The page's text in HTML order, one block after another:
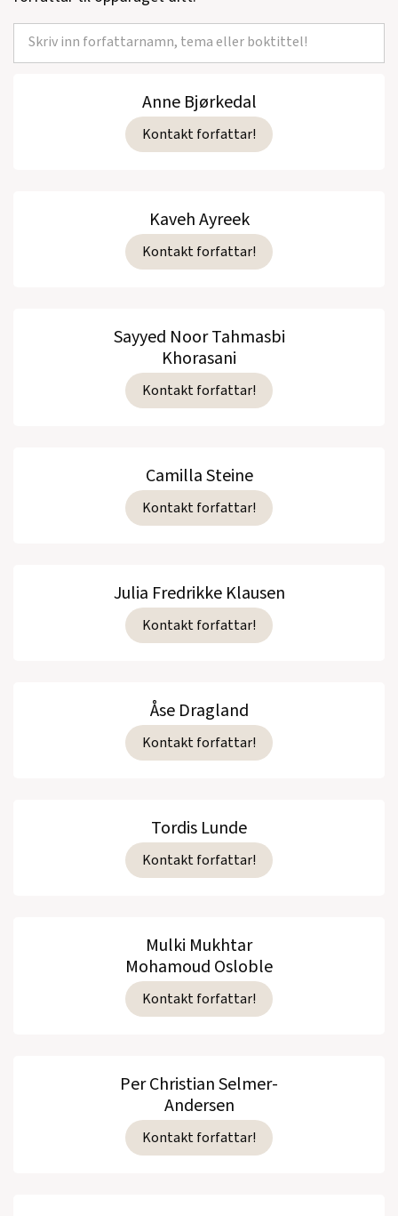
Anne Bjørkedal
Kontakt forfattar!
Kaveh Ayreek
Kontakt forfattar!
Sayyed Noor Tahmasbi
Khorasani
Kontakt forfattar!
Camilla Steine
Kontakt forfattar!
Julia Fredrikke Klausen
Kontakt forfattar!
Åse Dragland
Kontakt forfattar!
Tordis Lunde
Kontakt forfattar!
Mulki Mukhtar
Mohamoud Osloble
Kontakt forfattar!
Per Christian Selmer-
Andersen
Kontakt forfattar!